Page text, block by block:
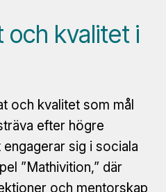
kvalitet i
och kvalitet som mål
efter högre
sig i sociala
”Mathivition,” där
och mentorskap